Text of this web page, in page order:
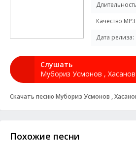
Качество MP3:
Дата релиза:
Слушать
Мубориз Усмонов ,
Скачать песню Мубориз Усмонов ,
Похожие песни